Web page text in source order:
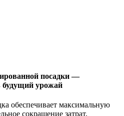
посадки —
будущий урожай
обеспечивает максимальную
сокращение затрат,